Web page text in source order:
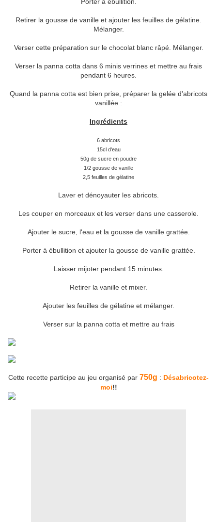
Retirer la gousse de vanille et ajouter les feuilles de gélatine.
Mélanger.
Verser cette préparation sur le chocolat blanc râpé. Mélanger.
Verser la panna cotta dans 6 minis verrines et mettre au frais
pendant 6 heures.
Quand la panna cotta est bien prise, préparer la gelée d'abricots
vanillée :
Ingrédients
6 abricots
15cl d'eau
50g de sucre en poudre
1/2 gousse de vanille
2,5 feuilles de gélatine
Laver et dénoyauter les abricots.
Les couper en morceaux et les verser dans une casserole.
Ajouter le sucre, l'eau et la gousse de vanille grattée.
Porter à ébullition et ajouter la gousse de vanille grattée.
Laisser mijoter pendant 15 minutes.
Retirer la vanille et mixer.
Ajouter les feuilles de gélatine et mélanger.
Verser sur la panna cotta et mettre au frais
Cette recette participe au jeu organisé par 750g : Désabricotez-
moi!!